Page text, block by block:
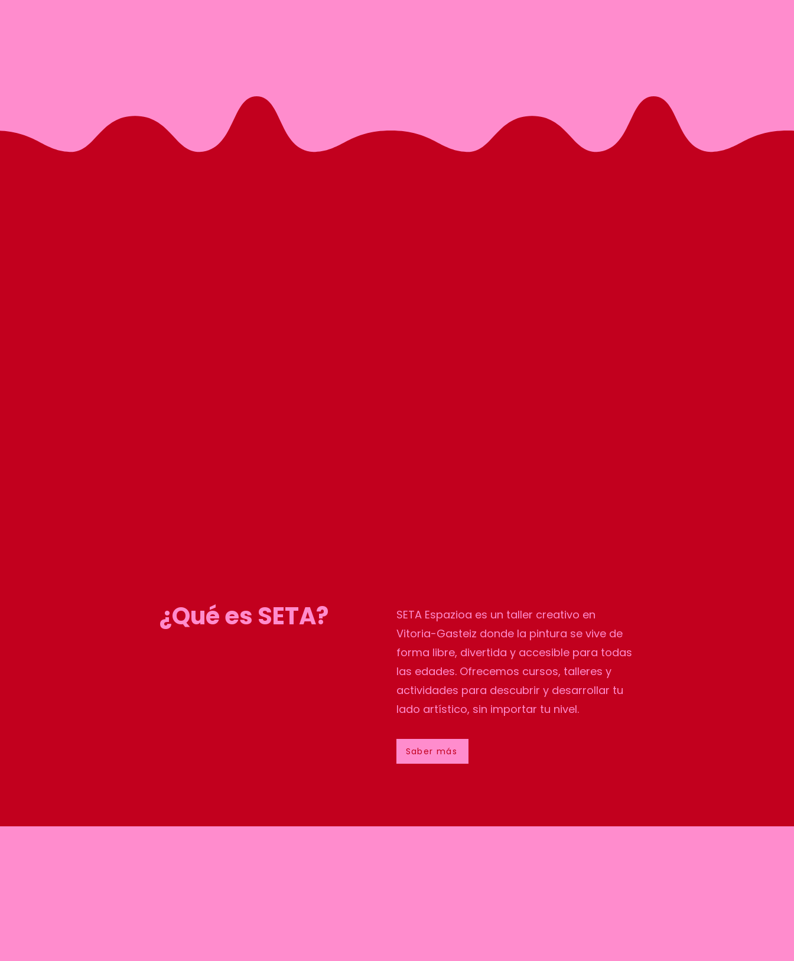
¿Qué es SETA?
SETA Espazioa es un taller creativo en
Vitoria-Gasteiz donde la pintura se vive de
forma libre, divertida y accesible para todas
las edades. Ofrecemos cursos, talleres y
actividades para descubrir y desarrollar tu
lado artístico, sin importar tu nivel.
Saber más